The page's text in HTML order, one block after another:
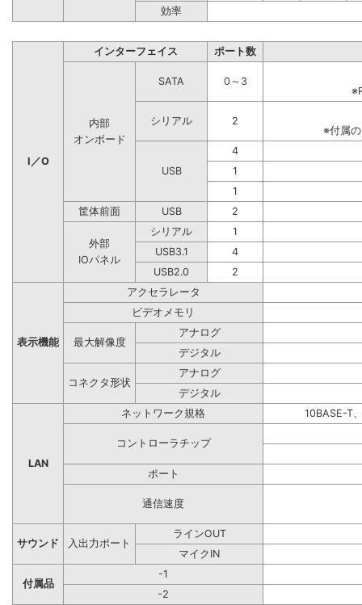
効率
I／O
インターフェイス ポート数
内部
オンボード
SATA
0～3
シリアル
2
※付属
USB
4
1
1
筐体前面
USB 2
外部
IOパネル
シリアル
1
USB3.1
4
USB2.0
2
表示機能
アクセラレータ
ビデオメモリ
最大解像度
アナログ
デジタル
コネクタ形状
アナログ
デジタル
LAN
ネットワーク規格 10BASE-T
コントローラチップ
ポート
通信速度
サウンド 入出力ポート
ラインOUT
マイクIN
付属品
-1
-2